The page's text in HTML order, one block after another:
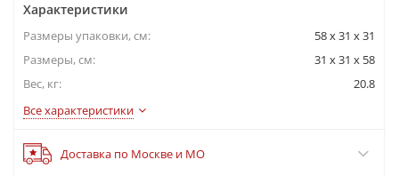
Характеристики
Размеры упаковки, cм:
58 x 31 x 31
Размеры, см:
31 x 31 x 58
Вес, кг:
20.8
Все характеристики
Доставка по Москве и МО